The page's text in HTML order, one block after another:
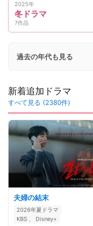
2025年
冬ドラマ
7作品
過去の年代も見る
新着追加ドラマ
すべて見る (2380件)
夫婦の結末
2026年夏ドラマ
KBS 、 Disney+